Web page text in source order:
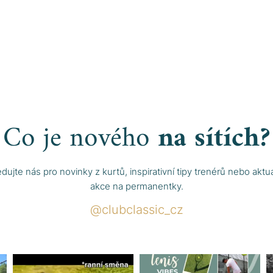
Co je nového na sítích?
nás pro novinky z kurtů, inspirativní tipy trenérů nebo
akce na permanentky.
@clubclassic_cz